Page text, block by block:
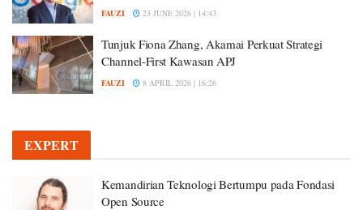
FAUZI 23 JUNE 2026 | 14:43
Tunjuk Fiona Zhang, Akamai Perkuat Strategi
Channel-First Kawasan APJ
FAUZI 8 APRIL 2026 | 16:26
EXPERT
Kemandirian Teknologi Bertumpu pada Fondasi
Open Source